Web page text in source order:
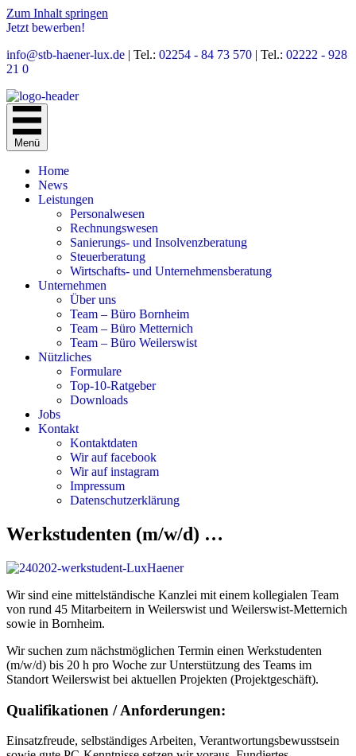
Zum Inhalt springen
Jetzt bewerben!
info@stb-haener-lux.de | Tel.: 02254 - 84 73 570 | Tel.: 02222 - 928
21 0
Menü
Home
News
Leistungen
Personal­wesen
Rechnungs­wesen
Sanierungs- und Insolvenz­beratung
Steuer­beratung
Wirtschafts- und Unternehmens­beratung
Unternehmen
Über uns
Team – Büro Bornheim
Team – Büro Metternich
Team – Büro Weilerswist
Nützliches
Formulare
Top-10-Ratgeber
Downloads
Jobs
Kontakt
Kontaktdaten
Wir auf facebook
Wir auf instagram
Impressum
Datenschutz­erklärung
Werkstudenten (m/w/d) …
Wir sind eine mittelständische Kanzlei mit einem kollegialen Team
von rund 45 Mitarbeitern in Weilerswist und Weilerswist-Metternich
sowie in Bornheim.
Wir suchen zum nächstmöglichen Termin einen Werkstudenten
(m/w/d) bis 20 h pro Woche zur Unterstützung des Teams im
Standort Weilerswist bei aktuellen Projekten (Projektgeschäft).
Qualifikationen / Anforderungen:
Einsatzfreude, selbständiges Arbeiten, Verantwortungs­bewusstsein